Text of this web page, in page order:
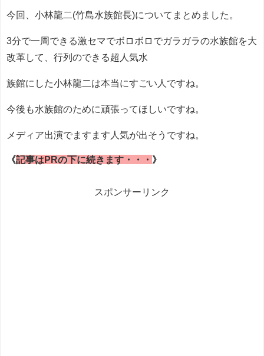
今回、小林龍二(竹島水族館長)についてまとめました。
3分で一周できる激セマでボロボロでガラガラの水族館を大
改革して、行列のできる超人気水
族館にした小林龍二は本当にすごい人ですね。
今後も水族館のために頑張ってほしいですね。
メディア出演でますます人気が出そうですね。
《記事はPRの下に続きます・・・ 》
スポンサーリンク